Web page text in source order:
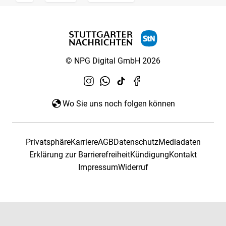
© NPG Digital GmbH 2026
Wo Sie uns noch folgen können
PrivatsphäreKarriereAGBDatenschutzMediadaten
Erklärung zur BarrierefreiheitKündigungKontakt
ImpressumWiderruf